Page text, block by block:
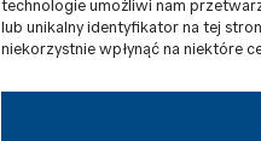
technologie umożliwi nam
lub unikalny identyfikator na tej
niekorzystnie wpłynąć na niektóre